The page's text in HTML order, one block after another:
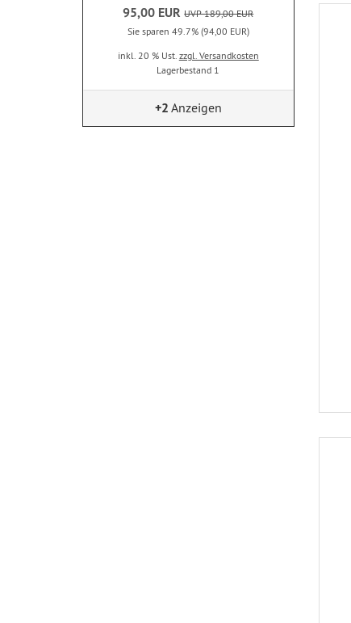
95,00 EUR UVP 189,00 EUR
Sie sparen 49.7% (94,00 EUR)
inkl. 20 % Ust. zzgl. Versandkosten
Lagerbestand 1
+2 Anzeigen